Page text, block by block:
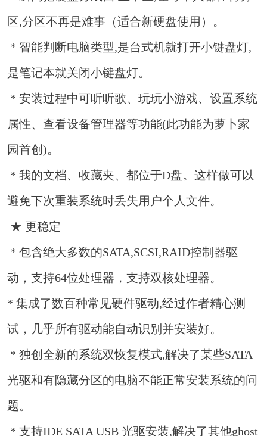
区,分区不再是难事（适合新硬盘使用）。
* 智能判断电脑类型,是台式机就打开小键盘灯,
是笔记本就关闭小键盘灯。
* 安装过程中可听听歌、玩玩小游戏、设置系统
属性、查看设备管理器等功能(此功能为萝卜家
园首创)。
* 我的文档、收藏夹、都位于D盘。这样做可以
避免下次重装系统时丢失用户个人文件。
★ 更稳定
* 包含绝大多数的SATA,SCSI,RAID控制器驱
动，支持64位处理器，支持双核处理器。
* 集成了数百种常见硬件驱动,经过作者精心测
试，几乎所有驱动能自动识别并安装好。
* 独创全新的系统双恢复模式,解决了某些SATA
光驱和有隐藏分区的电脑不能正常安装系统的问
题。
* 支持IDE SATA USB 光驱安装,解决了其他ghost